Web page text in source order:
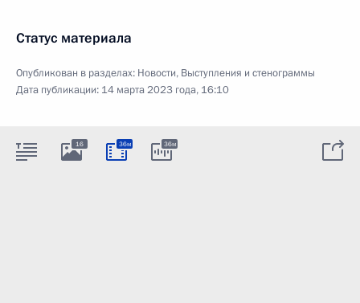
Статус материала
Опубликован в разделах: Новости, Выступления и стенограммы
Дата публикации: 14 марта 2023 года, 16:10
16 36м 36м